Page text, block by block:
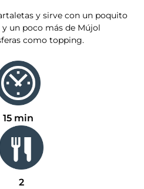
y sirve con un poquito
un poco más de Mújol
como topping.
15 min
2